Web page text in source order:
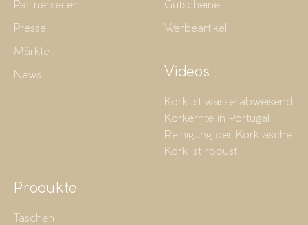
Partnerseiten
Presse
Märkte
News
Gutscheine
Werbeartikel
Videos
Kork ist wasserabweisend
Korkernte in Portugal
Reinigung der Korktasche
Kork ist robust
Produkte
Taschen